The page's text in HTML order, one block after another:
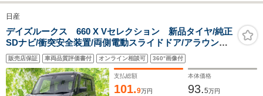
日産
デイズルークス 660 X Vセレクション 新品タイヤ/純正
SDナビ/衝突安全装置/両側電動スライドドア/アラウンド
ビューモニター/ドライブレコーダー 社外/Bluetooth接
続/ETC/EBD付ABS/横滑り防止装置
販売店保証 車両品質評価書付 オンライン相談可 360°画像付
支払総額
101.9万円
本体価格
93.5万円